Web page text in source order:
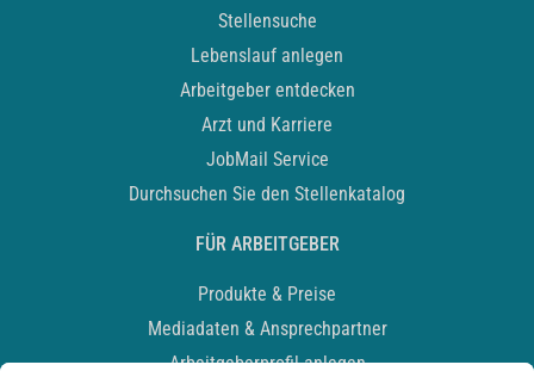
Stellensuche
Lebenslauf anlegen
Arbeitgeber entdecken
Arzt und Karriere
JobMail Service
Durchsuchen Sie den Stellenkatalog
FÜR ARBEITGEBER
Produkte & Preise
Mediadaten & Ansprechpartner
Arbeitgeberprofil anlegen